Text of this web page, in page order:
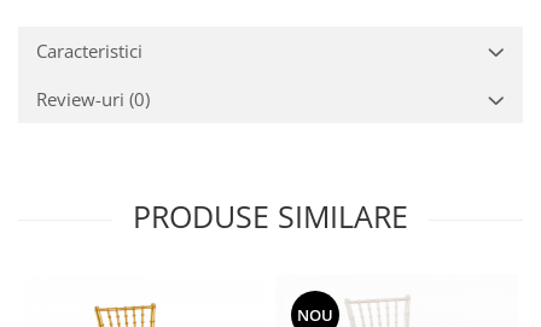
Caracteristici
Review-uri (0)
PRODUSE SIMILARE
NOU